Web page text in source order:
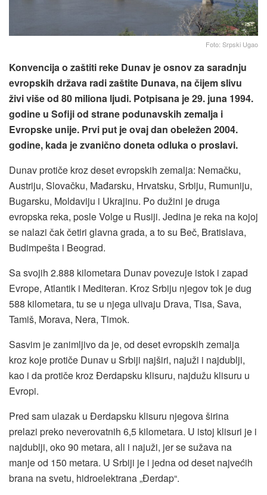
Foto: Srpski Ugao
Konvencija o zaštiti reke Dunav je osnov za saradnju
evropskih država radi zaštite Dunava, na čijem slivu
živi više od 80 miliona ljudi. Potpisana je 29. juna 1994.
godine u Sofiji od strane podunavskih zemalja i
Evropske unije. Prvi put je ovaj dan obeležen 2004.
godine, kada je zvanično doneta odluka o proslavi.
Dunav protiče kroz deset evropskih zemalja: Nemačku,
Austriju, Slovačku, Mađarsku, Hrvatsku, Srbiju, Rumuniju,
Bugarsku, Moldaviju i Ukrajinu. Po dužini je druga
evropska reka, posle Volge u Rusiji. Jedina je reka na kojoj
se nalazi čak četiri glavna grada, a to su Beč, Bratislava,
Budimpešta i Beograd.
Sa svojih 2.888 kilometara Dunav povezuje istok i zapad
Evrope, Atlantik i Mediteran. Kroz Srbiju njegov tok je dug
588 kilometara, tu se u njega ulivaju Drava, Tisa, Sava,
Tamiš, Morava, Nera, Timok.
Sasvim je zanimljivo da je, od deset evropskih zemalja
kroz koje protiče Dunav u Srbiji najširi, najuži i najdublji,
kao i da protiče kroz Đerdapsku klisuru, najdužu klisuru u
Evropi.
Pred sam ulazak u Đerdapsku klisuru njegova širina
prelazi preko neverovatnih 6,5 kilometara. U istoj klisuri je i
najdublji, oko 90 metara, ali i najuži, jer se sužava na
manje od 150 metara. U Srbiji je i jedna od deset najvećih
brana na svetu, hidroelektrana „Đerdap“.